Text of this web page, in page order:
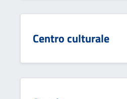
Centro culturale